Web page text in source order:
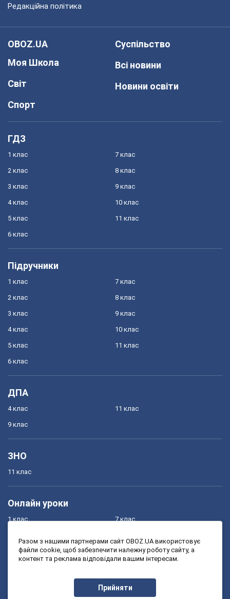
Редакційна політика
OBOZ.UA
Моя Школа
Світ
Спорт
Суспільство
Всі новини
Новини освіти
ГДЗ
1 клас
2 клас
3 клас
4 клас
5 клас
6 клас
7 клас
8 клас
9 клас
10 клас
11 клас
Підручники
1 клас
2 клас
3 клас
4 клас
5 клас
6 клас
7 клас
8 клас
9 клас
10 клас
11 клас
ДПА
4 клас
9 клас
11 клас
ЗНО
11 клас
Онлайн уроки
1 клас
3 клас
7 клас
9 клас
Разом з нашими партнерами сайт OBOZ.UA використовує
файли cookie, щоб забезпечити належну роботу сайту, а
контент та реклама відповідали вашим інтересам.
Прийняти